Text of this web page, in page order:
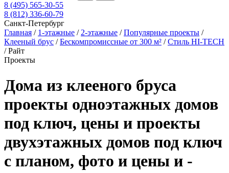
8 (495) 565-30-55
8 (812) 336-60-79
Санкт-Петербург
Главная / 1-этажные / 2-этажные /Популярные проекты /
Клееный брус /Бескомпромиссные от 300 м² /Стиль HI-TECH
/Райт
Проекты
Дома из клееного бруса
проекты одноэтажных домов
под ключ, цены и проекты
двухэтажных домов под ключ
с планом, фото и цены и -